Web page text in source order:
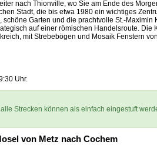
nach Thionville, wo Sie am Ende des
Stadt, die bis etwa 1980 ein wichtiges
Garten und die prachtvolle St.-Maximin
auf einer römischen Handelsroute. Die
mit Strebebögen und Mosaik Fenstern
Uhr.
Strecken können als einfach eingestuft
von Metz nach Cochem